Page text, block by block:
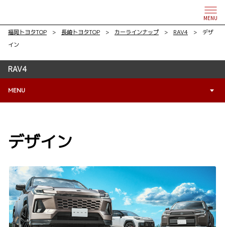
MENU
福岡トヨタTOP > 長崎トヨタTOP > カーラインナップ > RAV4 > デザ
イン
RAV4
MENU
デザイン